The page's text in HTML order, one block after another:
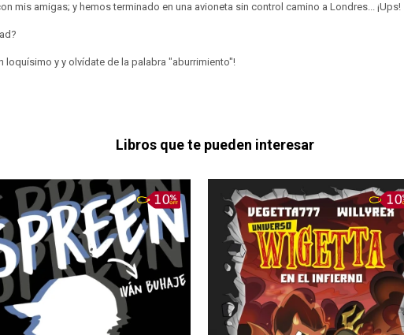
mis amigas; y hemos terminado en una avioneta sin control camino a Londres... ¡Ups!
loquísimo y y olvídate de la palabra "aburrimiento"!
Libros que te pueden interesar